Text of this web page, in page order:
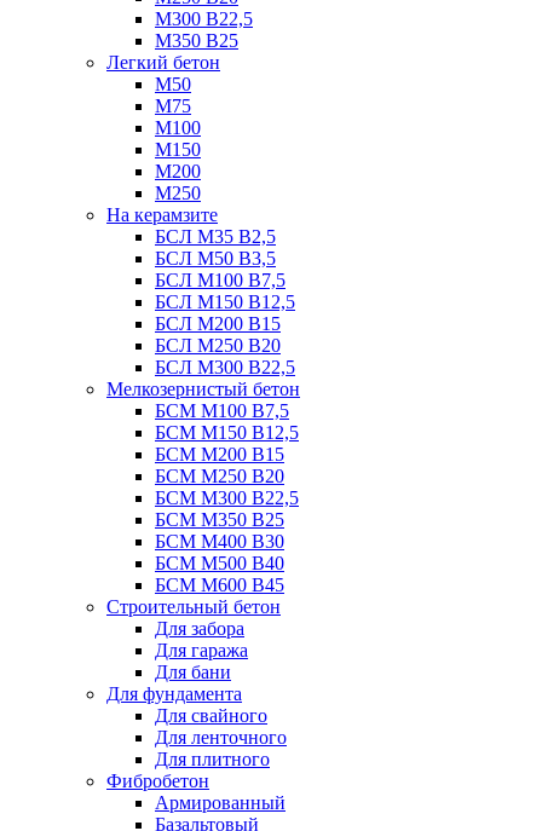
М300 В22,5
М350 В25
Легкий бетон
М50
М75
М100
М150
М200
М250
На керамзите
БСЛ М35 B2,5
БСЛ М50 В3,5
БСЛ М100 В7,5
БСЛ М150 В12,5
БСЛ М200 В15
БСЛ М250 В20
БСЛ М300 В22,5
Мелкозернистый бетон
БСМ М100 B7,5
БСМ М150 B12,5
БСМ М200 B15
БСМ М250 B20
БСМ М300 B22,5
БСМ М350 B25
БСМ М400 B30
БСМ М500 B40
БСМ М600 B45
Строительный бетон
Для забора
Для гаража
Для бани
Для фундамента
Для свайного
Для ленточного
Для плитного
Фибробетон
Армированный
Базальтовый